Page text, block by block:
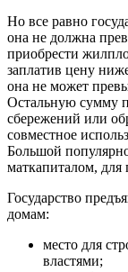
Но все равно
она не должна
приобрести
заплатив цену
она не может
Остальную сумму
сбережений или
совместное
Большой
маткапиталом,
Государство
домам:
место для
властями;